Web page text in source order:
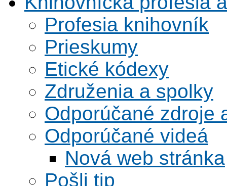
Profesia knihovník
Prieskumy
Etické kódexy
Združenia a spolky
Odporúčané zdroje
Odporúčané videá
Nová web stránka
Pošli tip